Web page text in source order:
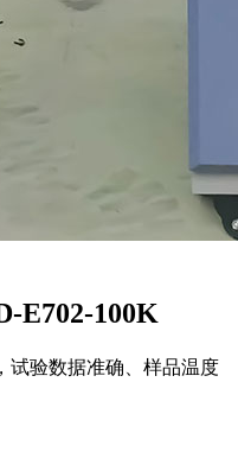
E702-100K
试验数据准确、样品温度